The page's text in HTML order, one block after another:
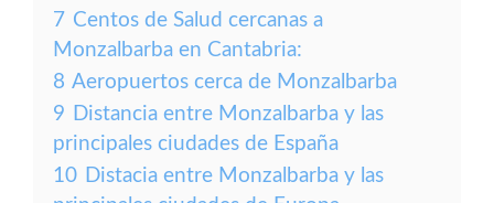
7 Centos de Salud cercanas a
Monzalbarba en Cantabria:
8 Aeropuertos cerca de Monzalbarba
9 Distancia entre Monzalbarba y las
principales ciudades de España
10 Distacia entre Monzalbarba y las